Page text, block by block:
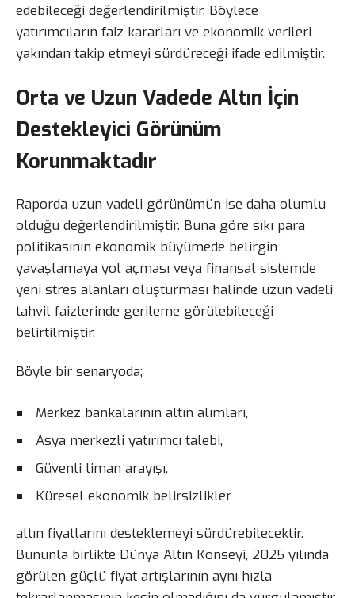
edebileceği değerlendirilmiştir. Böylece
yatırımcıların faiz kararları ve ekonomik verileri
yakından takip etmeyi sürdüreceği ifade edilmiştir.
Orta ve Uzun Vadede Altın İçin
Destekleyici Görünüm
Korunmaktadır
Raporda uzun vadeli görünümün ise daha olumlu
olduğu değerlendirilmiştir. Buna göre sıkı para
politikasının ekonomik büyümede belirgin
yavaşlamaya yol açması veya finansal sistemde
yeni stres alanları oluşturması halinde uzun vadeli
tahvil faizlerinde gerileme görülebileceği
belirtilmiştir.
Böyle bir senaryoda;
Merkez bankalarının altın alımları,
Asya merkezli yatırımcı talebi,
Güvenli liman arayışı,
Küresel ekonomik belirsizlikler
altın fiyatlarını desteklemeyi sürdürebilecektir.
Bununla birlikte Dünya Altın Konseyi, 2025 yılında
görülen güçlü fiyat artışlarının aynı hızla